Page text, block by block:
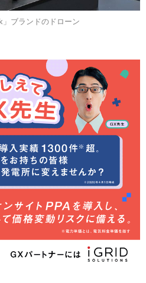
ブランドのドローン